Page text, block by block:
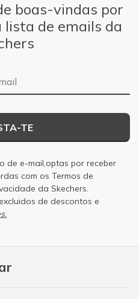
boas-vindas por
de emails da
TE
de e-mail,optas por receber
com os Termos de
da Skechers.
de descontos e